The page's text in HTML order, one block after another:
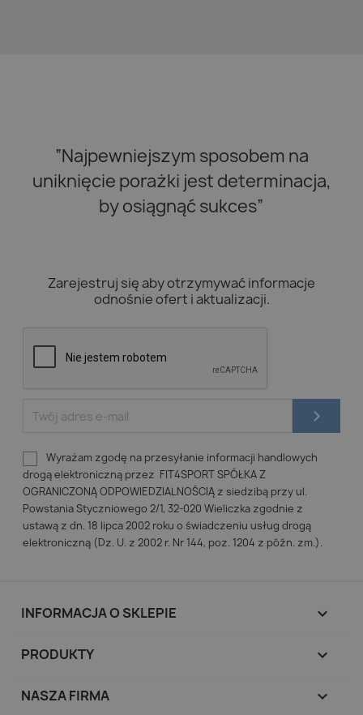
“Najpewniejszym sposobem na
uniknięcie porażki jest determinacja,
by osiągnąć sukces”
Zarejestruj się aby otrzymywać informacje
odnośnie ofert i aktualizacji.
Wyrażam zgodę na przesyłanie informacji handlowych
drogą elektroniczną przez FIT4SPORT SPÓŁKA Z
OGRANICZONĄ ODPOWIEDZIALNOŚCIĄ z siedzibą przy ul.
Powstania Styczniowego 2/1, 32-020 Wieliczka zgodnie z
ustawą z dn. 18 lipca 2002 roku o świadczeniu usług drogą
elektroniczną (Dz. U. z 2002 r. Nr 144, poz. 1204 z późn. zm.).
INFORMACJA O SKLEPIE keyboard_arrow_down
PRODUKTY 
NASZA FIRMA 